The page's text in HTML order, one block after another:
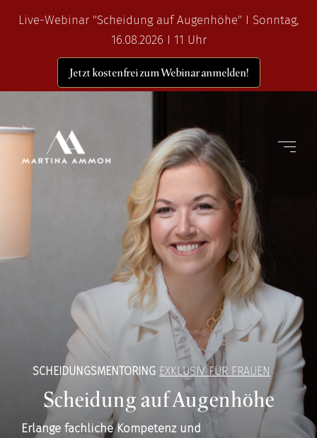
Live-Webinar "Scheidung auf Augenhöhe" I Sonntag,
16.08.2026 I 11 Uhr
Jetzt kostenfrei zum Webinar anmelden!
SCHEIDUNGSMENTORING EXKLUSIV FÜR FRAUEN
Scheidung auf Augenhöhe
Erlange fachliche Kompetenz und